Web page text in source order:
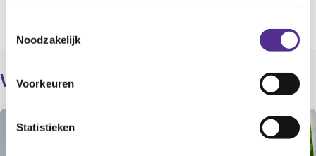
Noodzakelijk
Voorkeuren
Statistieken
Verder lezen